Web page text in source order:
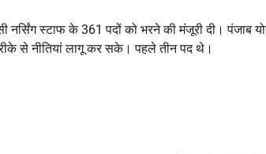
स्टाफ के 361 पदों को भरने की मंजूरी दी। पंजाब
से नीतियां लागू कर सके। पहले तीन पद थे।